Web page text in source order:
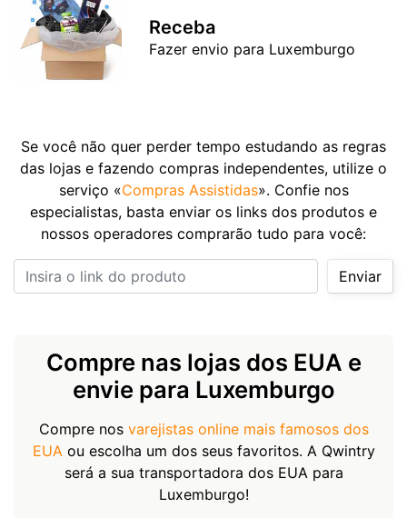
Receba
Fazer envio para Luxemburgo
Se você não quer perder tempo estudando as regras
das lojas e fazendo compras independentes, utilize o
serviço «Compras Assistidas». Confie nos
especialistas, basta enviar os links dos produtos e
nossos operadores comprarão tudo para você:
Insira o link do produto
Enviar
Compre nas lojas dos EUA e
envie para Luxemburgo
Compre nos varejistas online mais famosos dos
EUAou escolha um dos seus favoritos. A Qwintry
será a sua transportadora dos EUA para
Luxemburgo!